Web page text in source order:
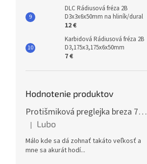
DLC Rádiusová fréza 2B
D3x3x6x50mm na hliník/dural
12 €
Karbidová Rádiusová fréza 2B
D3,175x3,175x6x50mm
7 €
Hodnotenie produktov
Protišmiková preglejka breza 70x125cm, hrúbka 30mm
Hodnotenie produktu je 5 z 5 hviezdičiek.
| Lubo
Málo kde sa dá zohnať takáto veľkosť a
mne sa akurát hodí...